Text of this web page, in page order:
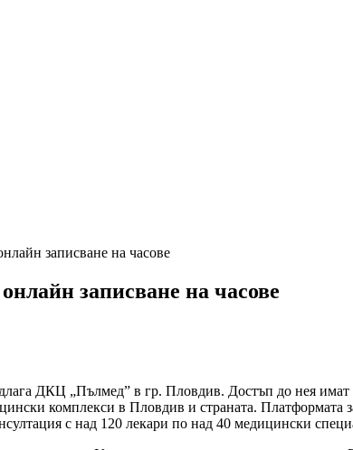
записване на часове
записване на часове
ДКЦ „Пълмед” в гр. Пловдив. Достъп до нея
комплекси в Пловдив и страната. Платформата
с над 120 лекари по над 40 медицински